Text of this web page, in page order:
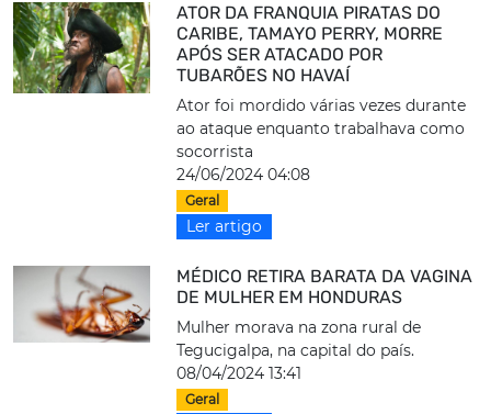
ATOR DA FRANQUIA PIRATAS DO
CARIBE, TAMAYO PERRY, MORRE
APÓS SER ATACADO POR
TUBARÕES NO HAVAÍ
Ator foi mordido várias vezes durante
ao ataque enquanto trabalhava como
socorrista
24/06/2024 04:08
Geral
Ler artigo
MÉDICO RETIRA BARATA DA VAGINA
DE MULHER EM HONDURAS
Mulher morava na zona rural de
Tegucigalpa, na capital do país.
08/04/2024 13:41
Geral